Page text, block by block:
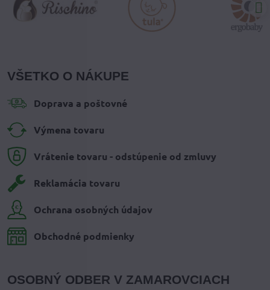
VŠETKO O NÁKUPE
Doprava a poštovné
Výmena tovaru
Vrátenie tovaru - odstúpenie od zmluvy
Reklamácia tovaru
Ochrana osobných údajov
Obchodné podmienky
OSOBNÝ ODBER V ZAMAROVCIACH